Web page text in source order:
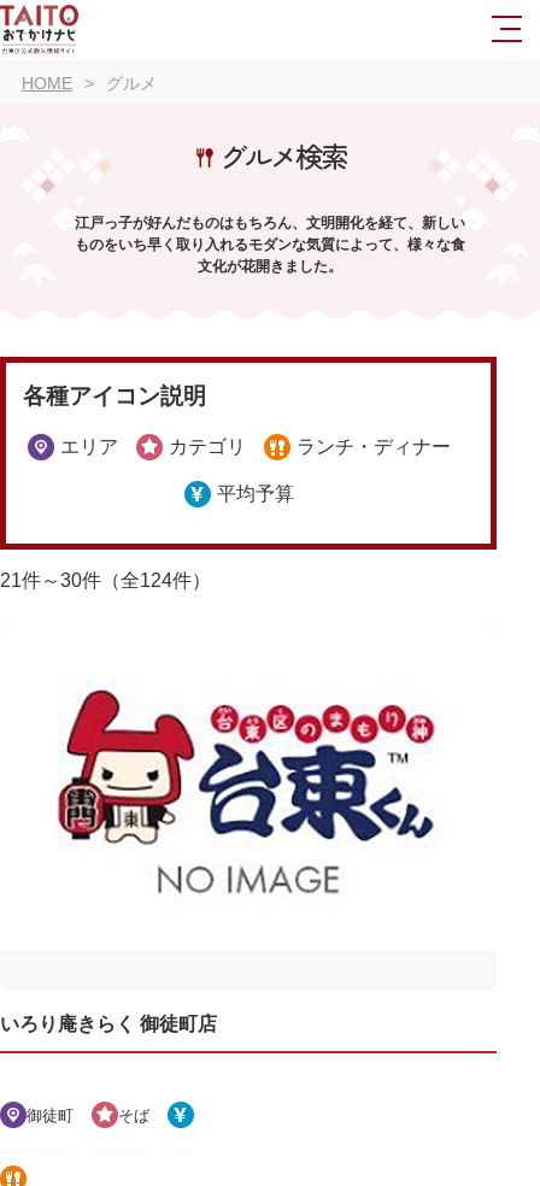
HOME グルメ
グルメ検索
江戸っ子が好んだものはもちろん、文明開化を経て、新しい
ものをいち早く取り入れるモダンな気質によって、様々な食
文化が花開きました。
各種アイコン説明
エリア カテゴリ ランチ・ディナー
平均予算
21件～30件（全124件）
いろり庵きらく 御徒町店
御徒町 そば